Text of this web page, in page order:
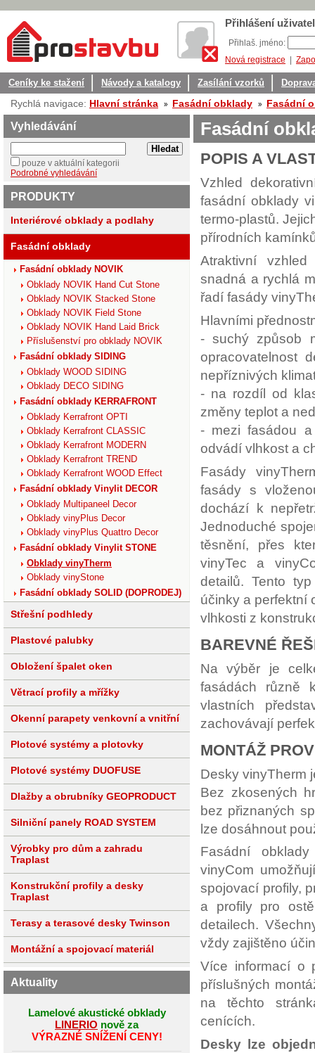
Fasádní
POPIS A
Vzhled
fasádní obklady
termo-plastů.
přírodních
Atraktivní
snadná a rychlá
řadí fasády
Hlavními
- suchý způsob
opracovatelnost
nepříznivých
- na rozdíl od
změny teplot a
- mezi fasádou
odvádí vlhkost a
Fasády
fasády s
dochází k
Jednoduché
těsnění, přes
vinyTec a
detailů. Tento
účinky a perfektní
vlhkosti z
BAREVNÉ
Na výběr je
fasádách různě
vlastních
zachovávají
MONTÁŽ
Desky vinyTherm
Bez zkosených
bez přiznaných
lze dosáhnout
Fasádní
vinyCom
spojovací profily,
a profily pro
detailech.
vždy zajištěno
Více informací o
příslušných
na těchto
cenících.
Desky lze
Vyhledávání
pouze v aktuální kategorii
Podrobné vyhledávání
PRODUKTY
Interiérové obklady a podlahy
Fasádní obklady
Fasádní obklady NOVIK
Obklady NOVIK Hand Cut Stone
Obklady NOVIK Stacked Stone
Obklady NOVIK Field Stone
Obklady NOVIK Hand Laid Brick
Příslušenství pro obklady NOVIK
Fasádní obklady SIDING
Obklady WOOD SIDING
Obklady DECO SIDING
Fasádní obklady KERRAFRONT
Obklady Kerrafront OPTI
Obklady Kerrafront CLASSIC
Obklady Kerrafront MODERN
Obklady Kerrafront TREND
Obklady Kerrafront WOOD Effect
Fasádní obklady Vinylit DECOR
Obklady Multipaneel Decor
Obklady vinyPlus Decor
Obklady vinyPlus Quattro Decor
Fasádní obklady Vinylit STONE
Obklady vinyTherm
Obklady vinyStone
Fasádní obklady SOLID (DOPRODEJ)
Střešní podhledy
Plastové palubky
Obložení špalet oken
Větrací profily a mřížky
Okenní parapety venkovní a vnitřní
Plotové systémy a plotovky
Plotové systémy DUOFUSE
Dlažby a obrubníky GEOPRODUCT
Silniční panely ROAD SYSTEM
Výrobky pro dům a zahradu
Traplast
Konstrukční profily a desky
Traplast
Terasy a terasové desky Twinson
Montážní a spojovací materiál
Aktuality
Lamelové akustické obklady
LINERIO nově za
VÝRAZNÉ SNÍŽENÍ CENY!
Rychlá navigace: Hlavní stránka Fasádní obklady Fasádní
Ceníky ke stažení Návody a katalogy Zasílání vzorků
Přihlášení
Přihlaš. jméno:
Nová registrace